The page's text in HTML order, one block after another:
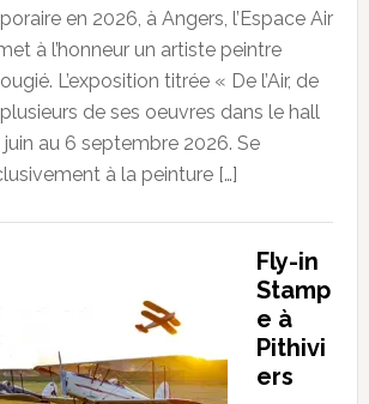
en 2026, à Angers, l’Espace Air
à l’honneur un artiste peintre
L’exposition titrée « De l’Air, de
de ses oeuvres dans le hall
au 6 septembre 2026. Se
à la peinture […]
Fly-in
Stamp
e à
Pithivi
ers